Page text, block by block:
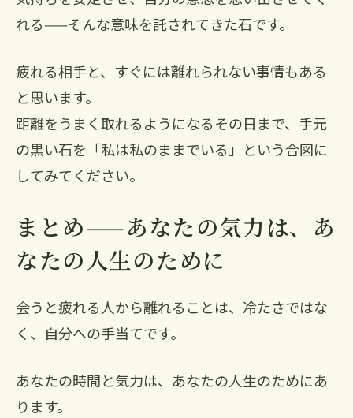
れる——そんな意味を託されてきた石です。
疲れる相手と、すぐには離れられない事情もある
と思います。
距離をうまく取れるようになるその日まで、手元
の黒い石を「私は私のままでいる」という合図に
してみてください。
まとめ——あなたの気力は、あ
なたの人生のために
会うと疲れる人から離れることは、冷たさではな
く、自分への手当てです。
あなたの時間と気力は、あなたの人生のためにあ
ります。